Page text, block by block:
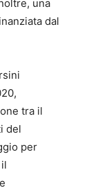
una
dal
tra il
del
per